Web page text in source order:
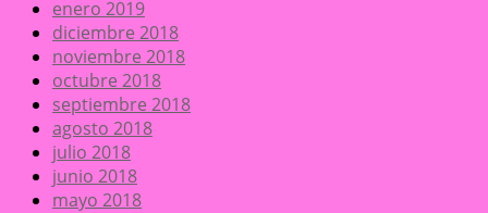
enero 2019
diciembre 2018
noviembre 2018
octubre 2018
septiembre 2018
agosto 2018
julio 2018
junio 2018
mayo 2018